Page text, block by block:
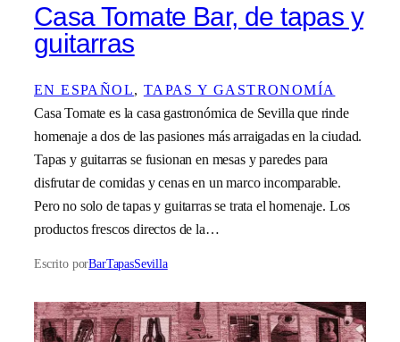
Casa Tomate Bar, de tapas y
guitarras
EN ESPAÑOL, TAPAS Y GASTRONOMÍA
Casa Tomate es la casa gastronómica de Sevilla que rinde
homenaje a dos de las pasiones más arraigadas en la ciudad.
Tapas y guitarras se fusionan en mesas y paredes para
disfrutar de comidas y cenas en un marco incomparable.
Pero no solo de tapas y guitarras se trata el homenaje. Los
productos frescos directos de la…
Escrito porBarTapasSevilla